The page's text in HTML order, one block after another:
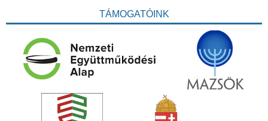
TÁMOGATÓINK